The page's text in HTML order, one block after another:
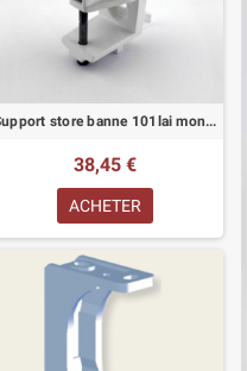
Support store banne 101lai monobloc série 100
38,45 €
ACHETER